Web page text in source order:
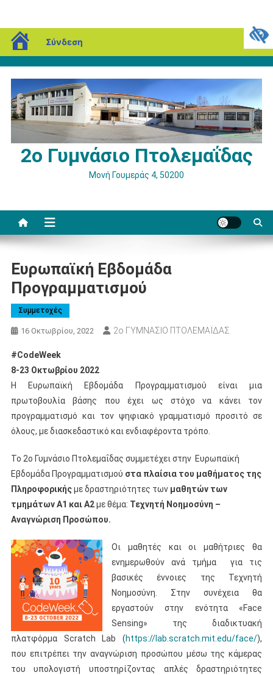
blogs.sch.gr
Σύνδεση
Μεταπηδήστε
στο
περιεχόμενο
2ο Γυμνάσιο Πτολεμαΐδας
Μονή Γουμεράς 4, 50200
Ευρωπαϊκή Εβδομάδα
Προγραμματισμού
Συμμετοχές
16 Οκτωβρίου, 2022 2ο ΓΥΜΝΑΣΙΟ ΠΤΟΛΕΜΑΪΔΑΣ
#CodeWeek
8-23 Οκτωβρίου 2022
Η Ευρωπαϊκή Εβδομάδα Προγραμματισμού είναι μια
πρωτοβουλία βάσης που έχει ως στόχο να κάνει τον
προγραμματισμό και τον ψηφιακό γραμματισμό προσιτό σε
όλους, με διασκεδαστικό και ενδιαφέροντα τρόπο.
Το 2ο Γυμνάσιο Πτολεμαΐδας συμμετέχει στην Ευρωπαϊκή
Εβδομάδα Προγραμματισμού στα πλαίσια του μαθήματος της
Πληροφορικήςμε δραστηριότητες των μαθητών των
τμημάτων Α1 και Α2με θέμα: Τεχνητή Νοημοσύνη –
Αναγνώριση Προσώπου.
Οι μαθητές και οι μαθήτριες θα
ενημερωθούν ανά τμήμα για τις
βασικές έννοιες της Τεχνητή
Νοημοσύνη. Στην συνέχεια θα
εργαστούν στην ενότητα «Face
Sensing» της διαδικτυακή
πλατφόρμα Scratch Lab (https://lab.scratch.mit.edu/face/),
που επιτρέπει την αναγνώριση προσώπου μέσω της κάμερας
του υπολογιστή υποστηρίζοντας απλές δραστηριότητες